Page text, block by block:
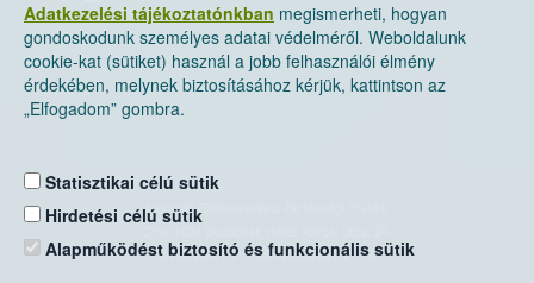
Adatkezelési tájékoztatónkban megismerheti, hogyan
gondoskodunk személyes adatai védelméről. Weboldalunk
cookie-kat (sütiket) használ a jobb felhasználói élmény
érdekében, melynek biztosításához kérjük, kattintson az
„Elfogadom” gombra.
Statisztikai célú sütik
Hirdetési célú sütik
Alapműködést biztosító és funkcionális sütik
Nemzeti Élelmiszerlánc-biztonsági Hivatal
Levelezési cím: 1525 Budapest. Pf. 30.